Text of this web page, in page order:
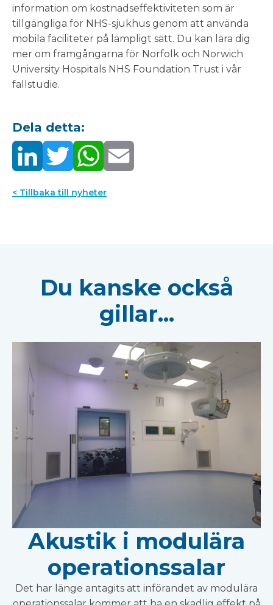
information om kostnadseffektiviteten som är
tillgängliga för NHS-sjukhus genom att använda
mobila faciliteter på lämpligt sätt. Du kan lära dig
mer om framgångarna för Norfolk och Norwich
University Hospitals NHS Foundation Trust i vår
fallstudie.
Dela detta:
< Tillbaka till nyheter
Du kanske också
gillar...
Akustik i modulära
operationssalar
Det har länge antagits att införandet av modulära